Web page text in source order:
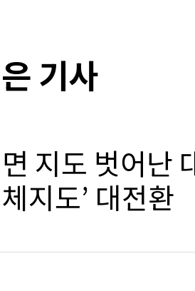
기사
지도 벗어난
지도’ 대전환